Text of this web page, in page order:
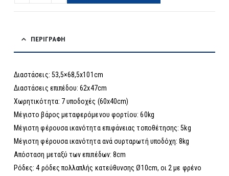
ΠΕΡΙΓΡΑΦΉ
Διαστάσεις: 53,5×68,5x101cm
Διαστάσεις επιπέδου: 62x47cm
Χωρητικότητα: 7 υποδοχές (60x40cm)
Μέγιστο βάρος μεταφερόμενου φορτίου: 60kg
Μέγιστη φέρουσα ικανότητα επιφάνειας τοποθέτησης: 5kg
Μέγιστη φέρουσα ικανότητα ανά συρταρωτή υποδόχη: 8kg
Απόσταση μεταξύ των επιπέδων: 8cm
Ρόδες: 4 ρόδες πολλαπλής κατεύθυνσης Ø10cm, οι 2 με φρένο